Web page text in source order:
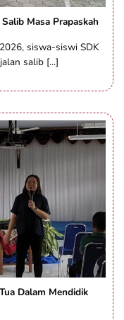
Masa Prapaskah
siswa-siswi SDK
salib [...]
Dalam Mendidik